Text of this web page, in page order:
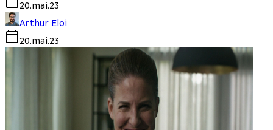
20.mai.23
Arthur Eloi
20.mai.23